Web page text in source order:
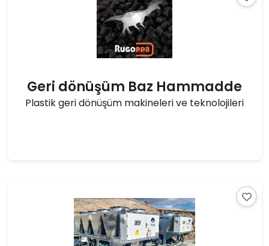
Geri dönüşüm Baz Hammadde
Plastik geri dönüşüm makineleri ve teknolojileri